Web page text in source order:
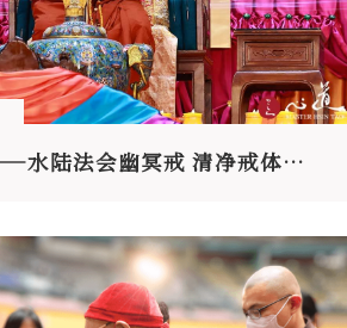
2024 水陆法会——水陆法会幽冥戒 清净戒体发无上道心